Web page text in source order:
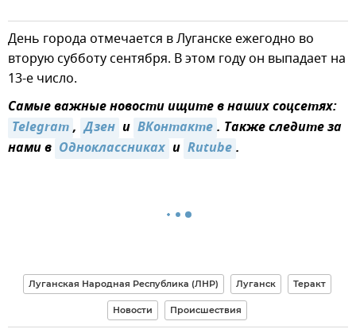
День города отмечается в Луганске ежегодно во
вторую субботу сентября. В этом году он выпадает на
13-е число.
Самые важные новости ищите в наших соцсетях:
Telegram, Дзен и ВКонтакте. Также следите за
нами в Одноклассниках и Rutube.
Луганская Народная Республика (ЛНР) Луганск Теракт
Новости Происшествия